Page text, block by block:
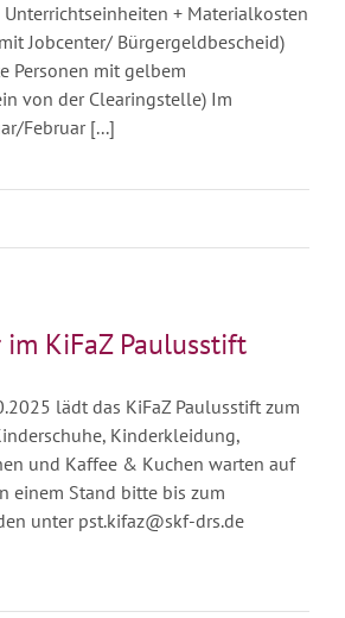
+ Materialkosten
Jobcenter/ Bürgergeldbescheid)
Personen mit gelbem
von der Clearingstelle) Im
Februar [...]
KiFaZ Paulusstift
lädt das KiFaZ Paulusstift zum
Kinderkleidung,
und Kaffee & Kuchen warten auf
einem Stand bitte bis zum
unter pst.kifaz@skf-drs.de